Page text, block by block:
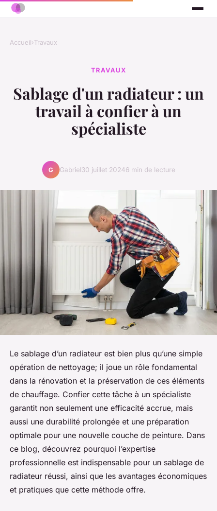
Accueil›Travaux
TRAVAUX
Sablage d'un radiateur : un
travail à confier à un
spécialiste
G Gabriel30 juillet 20246 min de lecture
Le sablage d’un radiateur est bien plus qu’une simple
opération de nettoyage; il joue un rôle fondamental
dans la rénovation et la préservation de ces éléments
de chauffage. Confier cette tâche à un spécialiste
garantit non seulement une efficacité accrue, mais
aussi une durabilité prolongée et une préparation
optimale pour une nouvelle couche de peinture. Dans
ce blog, découvrez pourquoi l’expertise
professionnelle est indispensable pour un sablage de
radiateur réussi, ainsi que les avantages économiques
et pratiques que cette méthode offre.